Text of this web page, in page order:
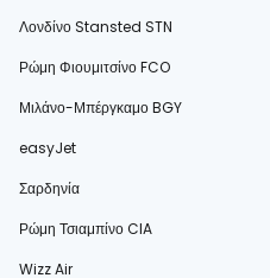
Λονδίνο Stansted STN
Ρώμη Φιουμιτσίνο FCO
Μιλάνο-Μπέργκαμο BGY
easyJet
Σαρδηνία
Ρώμη Τσιαμπίνο CIA
Wizz Air